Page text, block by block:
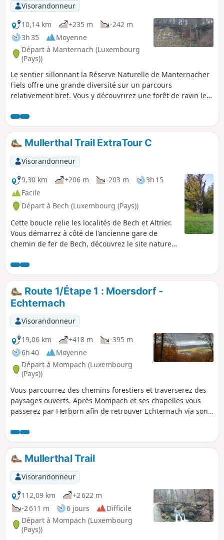
Visorandonneur
10,14 km
+235 m
-242 m
3h 35
Moyenne
Départ à Manternach (Luxembourg
(Pays))
Le sentier sillonnant la Réserve Naturelle de Manternacher
Fiels offre une grande diversité sur un parcours
relativement bref. Vous y découvrirez une forêt de ravin le
vignoble en pleine forêt, une vallée romantique traversée
par la Schlammbaach pouvant devenir torrent suivant son
débit, de magnifiques paysages, des vergers ainsi que des
vestiges d'un moulin à bois. Beaucoup de panneaux
didactiques en français jalonnent le parcours.
Mullerthal Trail ExtraTour C
Visorandonneur
9,30 km
+206 m -203 m
3h 15
Facile
Départ à Bech (Luxembourg (Pays))
Cette boucle relie les localités de Bech et Altrier.
Vous démarrez à côté de l'ancienne gare de
chemin de fer de Bech, découvrez le site naturel
1000 ans) et terminez par le Tunnel de Bech
d'une longueur de 300m. La partie entre Altrier
et Bech offre de très belles vues sur la vallée.
Route 1/Étape 1 : Moersdorf -
Echternach
Visorandonneur
19,06 km
+418 m
-395 m
6h 40
Moyenne
Départ à Mompach (Luxembourg
(Pays))
Vous parcourrez des chemins forestiers et traverserez des
paysages ouverts. Après Mompach et ses chapelles vous
passerez par Herborn afin de retrouver Echternach via son
Mullerthal Trail
Visorandonneur
112,09 km
+2 622 m
-2 611 m
6 jours
Difficile
Départ à Mompach (Luxembourg
(Pays))